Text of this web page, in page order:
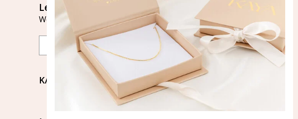
Let's stay in touch
Word lid van onze mailinglijst
KAYA Sieraden
Bellen of WhatsApp Ma-Vr
tussen 09:00-17:00